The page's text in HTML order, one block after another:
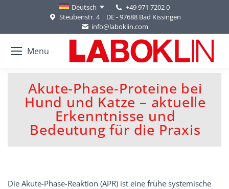
Deutsch
+49 971 7202 0
Steubenstr. 4 | DE - 97688 Bad Kissingen
info@laboklin.com
Menu
Akute-Phase-Proteine bei
Hund und Katze – aktuelle
Erkenntnisse und
Bedeutung für die Praxis
Sie befinden sich hier:
Die Akute-Phase-Reaktion (APR) ist eine frühe systemische